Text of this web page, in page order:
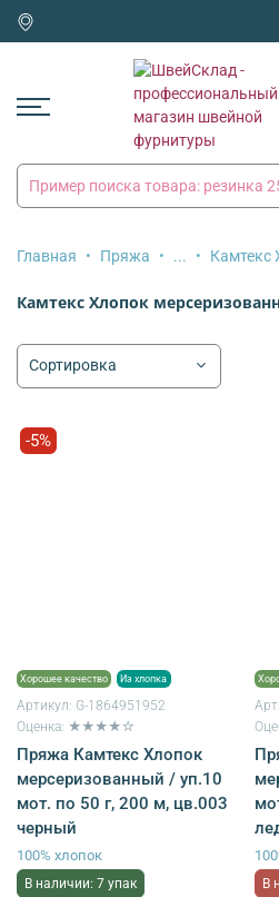
Главная Пряжа ... Камтекс
Камтекс Хлопок
-5%
Хорошее качество Из хлопка
Артикул: G-1864951952
Оценка: ★★★★☆
Пряжа Камтекс Хлопок
мерсеризованный / уп.10
мот. по 50 г, 200 м, цв.003
черный
100% хлопок
В наличии: 7 упак В